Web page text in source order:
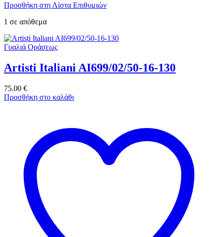
Προσθήκη στη Λίστα Επιθυμιών
1 σε απόθεμα
Γυαλιά Οράσεως
Artisti Italiani AI699/02/50-16-130
75.00 €
Προσθήκη στο καλάθι